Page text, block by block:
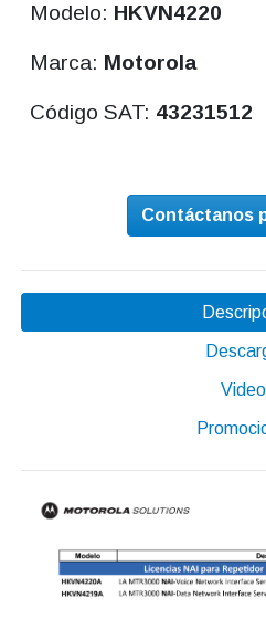
Modelo: HKVN4220
Marca: Motorola
Código SAT: 43231512
Contáctanos